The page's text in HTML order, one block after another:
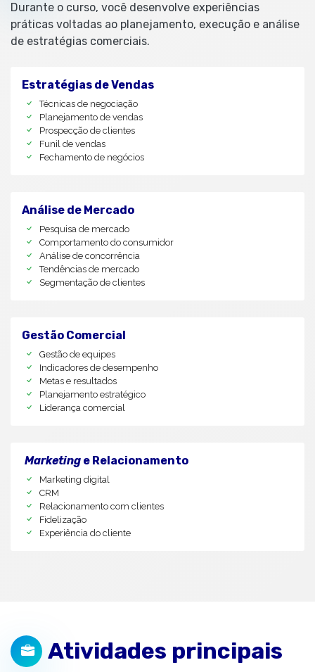
Durante o curso, você desenvolve experiências
práticas voltadas ao planejamento, execução e análise
de estratégias comerciais.
Estratégias de Vendas
Técnicas de negociação
Planejamento de vendas
Prospecção de clientes
Funil de vendas
Fechamento de negócios
Análise de Mercado
Pesquisa de mercado
Comportamento do consumidor
Análise de concorrência
Tendências de mercado
Segmentação de clientes
Gestão Comercial
Gestão de equipes
Indicadores de desempenho
Metas e resultados
Planejamento estratégico
Liderança comercial
Marketing e Relacionamento
Marketing digital
CRM
Relacionamento com clientes
Fidelização
Experiência do cliente
Atividades principais